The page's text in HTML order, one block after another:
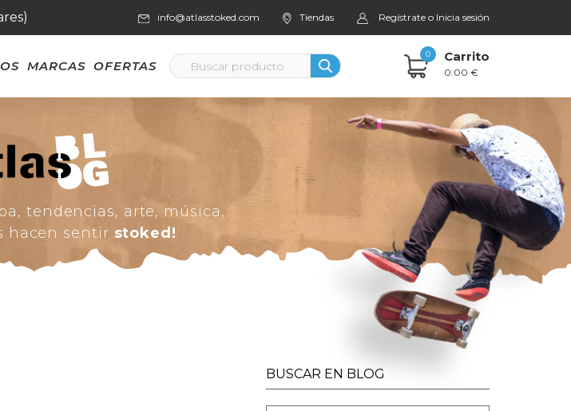
info@atlasstoked.com Tiendas Regístrate o Inicia sesión
MARCAS OFERTAS
0 Carrito
0.00 €
tendencias, arte, música,
hacen sentir stoked!
BUSCAR EN BLOG